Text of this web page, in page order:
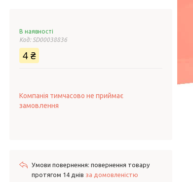
В наявності
Код: SD00038836
4 ₴
Компанія тимчасово не приймає
замовлення
повернення товару
протягом 14 днів за домовленістю